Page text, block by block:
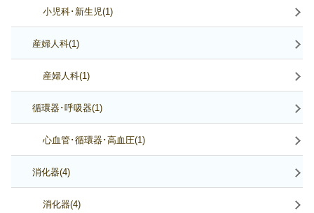
小児科･新生児(1)
産婦人科(1)
産婦人科(1)
循環器･呼吸器(1)
心血管･循環器･高血圧(1)
消化器(4)
消化器(4)